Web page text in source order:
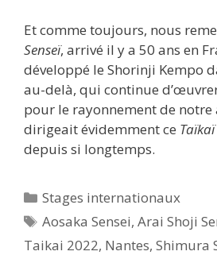
Et comme toujours, nous
Senseï, arrivé il y a 50 ans en
développé le Shorinji Kempo
au-delà, qui continue
pour le rayonnement de
dirigeait évidemment ce Taïkaï
depuis si longtemps.
Catégories
Stages internationaux
Étiquettes
Aosaka Sensei,Arai Shoji
Taikai 2022, Nantes, Shimura